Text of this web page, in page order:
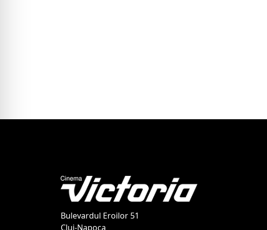
Bulevardul Eroilor 51
Cluj-Napoca